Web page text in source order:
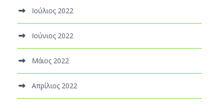
Ιούλιος 2022
Ιούνιος 2022
Μάιος 2022
Απρίλιος 2022